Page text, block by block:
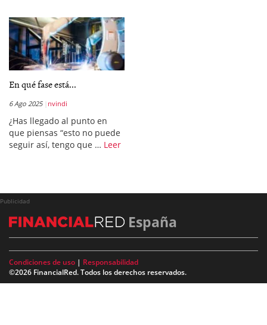
En qué fase está...
6 Ago 2025 nvindi
¿Has llegado al punto en
que piensas “esto no puede
seguir así, tengo que … Leer
Publicidad
España
Condiciones de uso | Responsabilidad
©2026 FinancialRed. Todos los derechos reservados.